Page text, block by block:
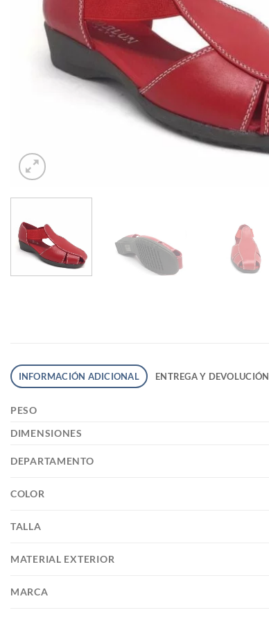
INFORMACIÓN ADICIONAL ENTREGA Y DEVOLUCIÓN
PESO
DIMENSIONES
DEPARTAMENTO
COLOR
TALLA
MATERIAL EXTERIOR
MARCA